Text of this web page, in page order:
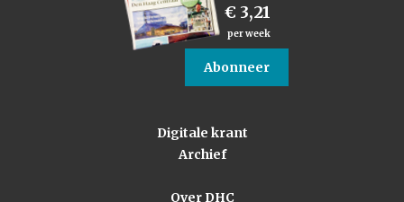
€ 3,21
per week
Abonneer
Digitale krant
Archief
Over DHC